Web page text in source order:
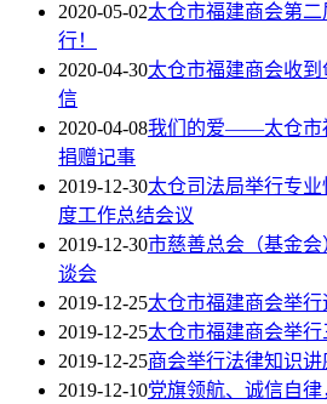
2020-05-02太仓市福建商会第
行！
2020-04-30太仓市福建商会收
信
2020-04-08我们的爱——太仓市
捐赠记事
2019-12-30太仓司法局举行专
度工作总结会议
2019-12-30市慈善总会（基金
谈会
2019-12-25太仓市福建商会举
2019-12-25太仓市福建商会举
2019-12-25商会举行法律知识讲
2019-12-10党旗领航、诚信自